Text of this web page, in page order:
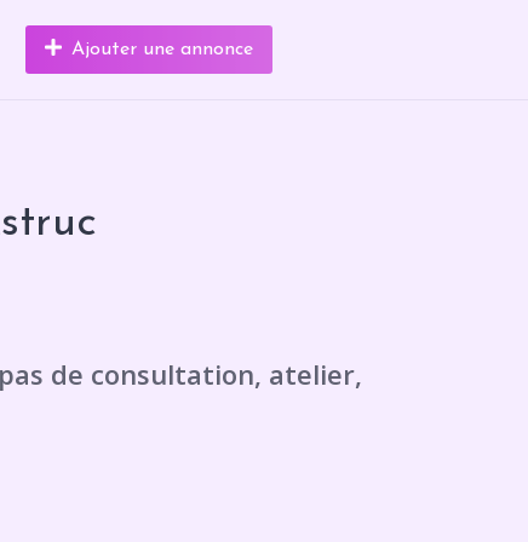
Ajouter une annonce